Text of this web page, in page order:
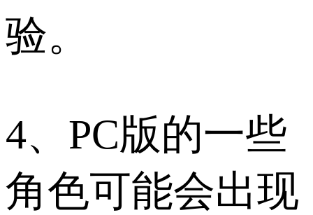
验。
4、PC版的一些
角色可能会出现